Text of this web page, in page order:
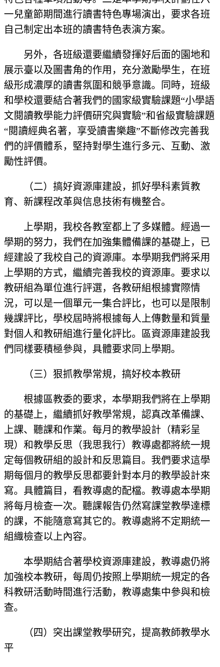
一兒童節期間進行讀書特色專場演出，要求各班
自己制定出本班的讀書特色表演方案。
另外，各班級還要繼續發揮好后面的園地和
展示臺以及圖書角的作用，充分激勵學生，在班
級形成濃厚的讀書氛圍和競爭意識。同時，班級
和學校還要結合著我們的國家級實驗課題“小學語
文閱讀教學能力評價研究與實驗”和省級實驗課題
“閱讀經典名著，享受讀書樂趣”不斷修改完善我
們的評價體系，堅持對學生進行多元、互動、激
勵性評價。
（二）搞好資源庫建設，抓好學科素質教
育、新課程改革與信息技術有機整合。
上學期，我校各教室都上了多媒體。經過一
學期的努力，我們在加強集體備課的基礎上，已
經建設了我校自己的資源庫。本學期我們將采用
上學期的方式，繼續完善我校的資源庫。要求以
教研組為單位進行評選，各教研組根據實際情
況，可以是一個單元一集合評比，也可以是限制
幾課評比，學校屆時將根據每人上傳數量和質量
對個人和教研組進行量化評比。區資源庫建設我
們同樣要積極參與，具體要求同上學期。
（三）狠抓教學常規，搞好校本教研
根據區教委的要求，本學期我們將在上學期
的基礎上，繼續抓好教學常規，認真改革備課、
上課、聽課和作業。每月的教學設計（精彩呈
現）和教學反思（我思我行）教導處都將統一規
定每個教研組的設計和反思篇目。我們要求這學
期每個月的教學反思都要針對本月的教學設計來
寫。具體篇目，看教導處的配檔。教導處本學期
將每月檢查一次。聽課報告仍然寫課堂教學達標
的課，不能隨意寫其它的。教導處將不定期統一
組織檢查以上內容。
本學期結合著學校資源庫建設，教導處仍將
加強校本教研，每周仍按照上學期統一規定的各
科教研活動時間進行活動，教導處集中參與和檢
查。
（四）突出課堂教學研究，提高教師教學水
平